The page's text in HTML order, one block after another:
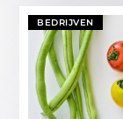
BEDRIJVEN